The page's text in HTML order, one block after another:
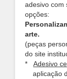
adesivo com
opções:
arte.
(peças
do site
* Adesivo
aplicação